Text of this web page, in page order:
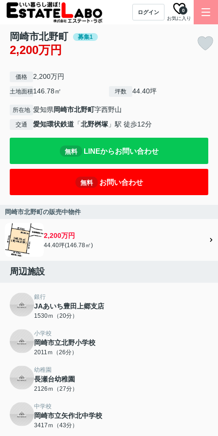
ログイン
お気に入り
0
岡崎市北野町 募集1
2,200万円
価格 2,200万円
土地面積146.78㎡ 坪数 44.40坪
所在地 愛知県岡崎市北野町字西野山
交通 愛知環状鉄道 「北野桝塚 」駅 徒歩12分
無料 LINEからお問い合わせ
無料 お問い合わせ
岡崎市北野町の販売中物件
2,200万円
44.40坪(146.78㎡)
周辺施設
銀行
JAあいち豊田上郷支店
1530ｍ（20分）
小学校
岡崎市立北野小学校
2011ｍ（26分）
幼稚園
長瀬台幼稚園
2126ｍ（27分）
中学校
岡崎市立矢作北中学校
3417ｍ（43分）